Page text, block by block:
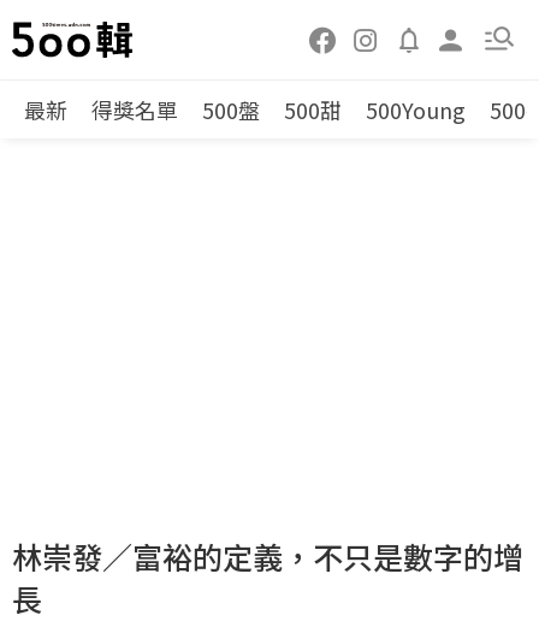
最新 得獎名單 500盤 500甜 500Young 500
林崇發／富裕的定義，不只是數字的增
長